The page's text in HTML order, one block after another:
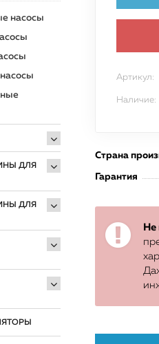
насосы
ДЛЯ
ДЛЯ
Артикул:
Наличие:
Страна
Гарантия
Не